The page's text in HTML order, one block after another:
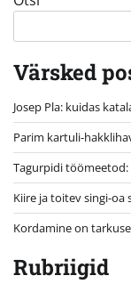
Värsked
Josep Pla: kuidas
Parim kartuli-
Tagurpidi
Kiire ja toitev singi-
Kordamine on
Rubriigid